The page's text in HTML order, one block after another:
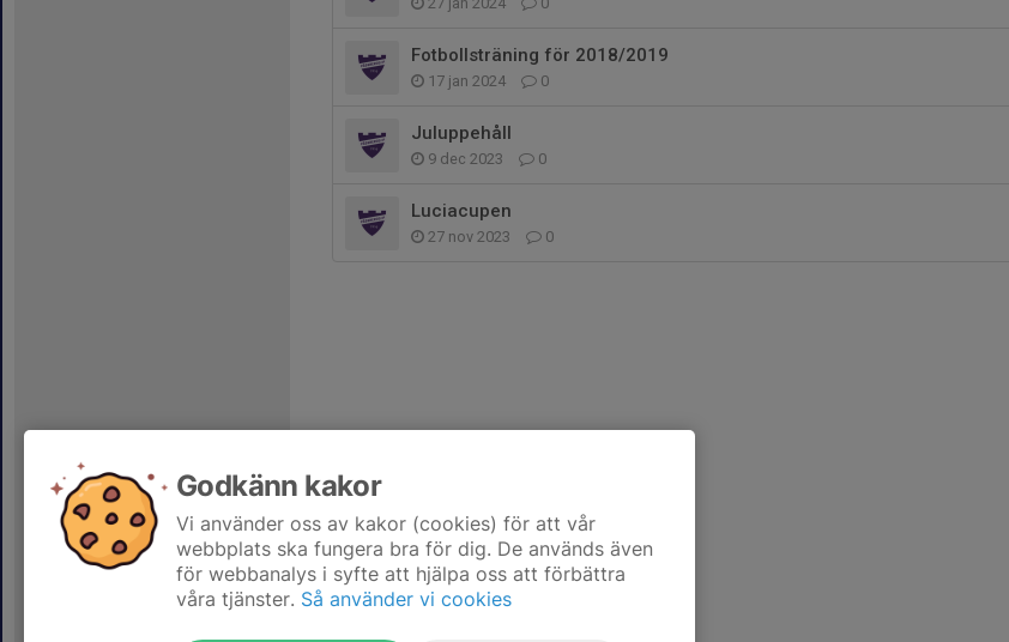
Fotbollsträning för 2018/2019
17 jan 2024 0
Juluppehåll
9 dec 2023 0
Luciacupen
27 nov 2023 0
Godkänn kakor
Vi använder oss av kakor (cookies) för att vår
webbplats ska fungera bra för dig. De används även
för webbanalys i syfte att hjälpa oss att förbättra
våra tjänster. Så använder vi cookies